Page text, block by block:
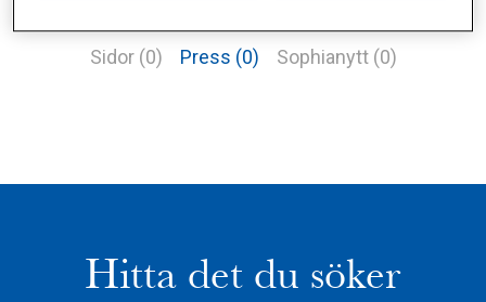
Sidor (0) Press (0) Sophianytt (0)
Hitta det du söker